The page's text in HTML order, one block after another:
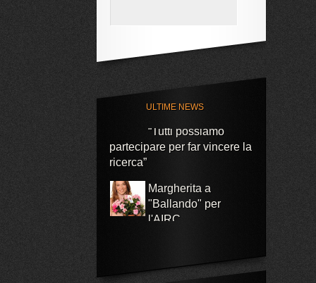
ULTIME NEWS
Margherita al rientro
Con AUchan e P&G
riparte la campagna
“Tutti possiamo
partecipare per far vincere la
ricerca”
Margherita a
"Ballando" per
l'AIRC
campagna P&G e